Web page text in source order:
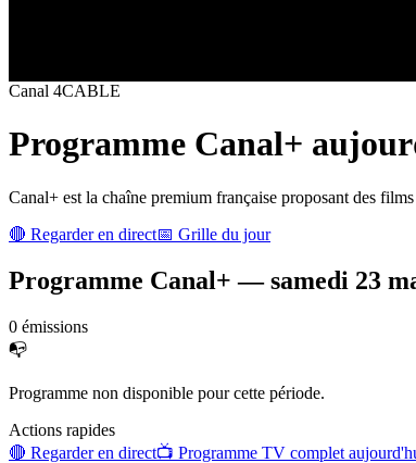
Canal 4CABLE
Programme Canal+
Canal+ est la chaîne premium française proposant des
🔴 Regarder en direct📅 Grille du jour
Programme Canal+ —samedi 23
0 émissions
📭
Programme non disponible pour cette période.
Actions rapides
🔴 Regarder en direct📺 Programme TV complet